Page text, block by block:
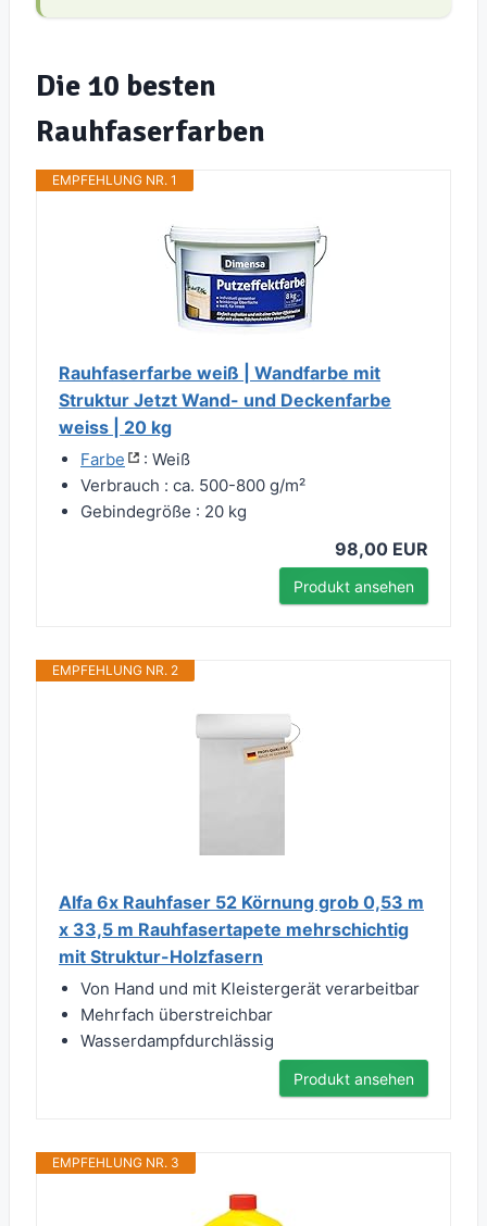
Die 10 besten
Rauhfaserfarben
EMPFEHLUNG NR. 1
Rauhfaserfarbe weiß | Wandfarbe mit
Struktur Jetzt Wand- und Deckenfarbe
weiss | 20 kg
Farbe
: Weiß
Verbrauch : ca. 500-800 g/m²
Gebindegröße : 20 kg
98,00 EUR
Produkt ansehen
EMPFEHLUNG NR. 2
Alfa 6x Rauhfaser 52 Körnung grob 0,53 m
x 33,5 m Rauhfasertapete mehrschichtig
mit Struktur-Holzfasern
Von Hand und mit Kleistergerät verarbeitbar
Mehrfach überstreichbar
Wasserdampfdurchlässig
Produkt ansehen
EMPFEHLUNG NR. 3